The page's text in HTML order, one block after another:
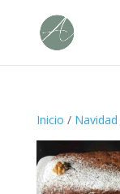
Inicio / Navidad